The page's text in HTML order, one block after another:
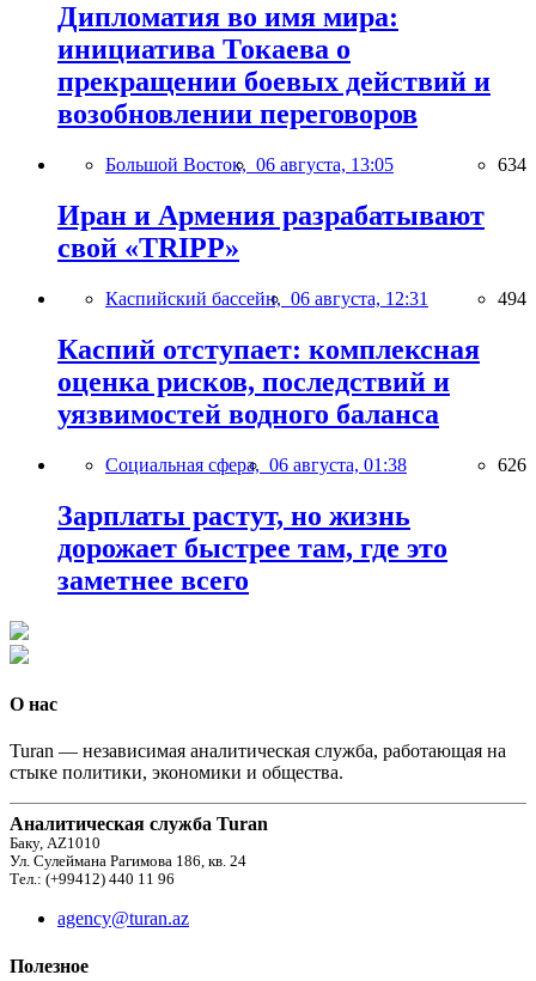
Дипломатия во имя мира:
инициатива Токаева о
прекращении боевых действий и
возобновлении переговоров
Большой Восток, 06 августа, 13:05 634
Иран и Армения разрабатывают
свой «TRIPP»
Каспийский бассейн, 06 августа, 12:31 494
Каспий отступает: комплексная
оценка рисков, последствий и
уязвимостей водного баланса
Социальная сфера, 06 августа, 01:38 626
Зарплаты растут, но жизнь
дорожает быстрее там, где это
заметнее всего
О нас
Turan — независимая аналитическая служба, работающая на
стыке политики, экономики и общества.
Аналитическая служба Turan
Баку, AZ1010
Ул. Сулеймана Рагимова 186, кв. 24
Тел.: (+99412) 440 11 96
agency@turan.az
Полезное